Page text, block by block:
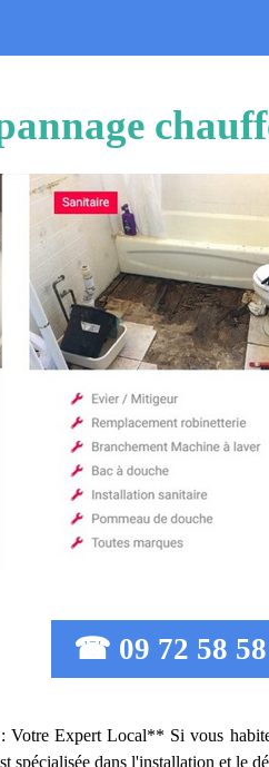
☎ 09 72 58 58
Votre Expert Local** Si vous
spécialisée dans l'installation et le